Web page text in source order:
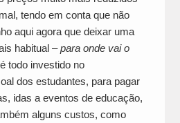
tendo em conta que não
aqui agora que deixar uma
habitual –para onde vai o
todo investido no
dos estudantes, para pagar
idas a eventos de educação,
alguns custos, como